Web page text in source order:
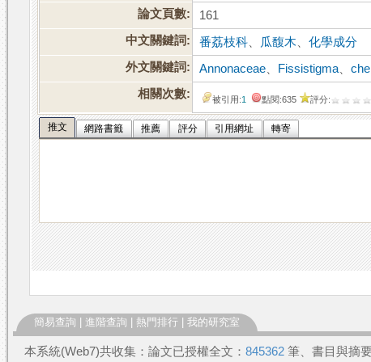
論文頁數:
161
中文關鍵詞:
番荔枝科 瓜馥木 、化學成分
外文關鍵詞:
Annonaceae Fissistigma 、
相關次數:
被引用:1 點閱:635 評分:
推文 網路書籤 推薦 評分 引用網址 轉寄
簡易查詢 進階查詢 熱門排行 我的研究室
本系統(Web7)共收集：論文已授權全文： 845362 筆、書目與摘要